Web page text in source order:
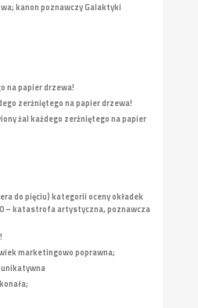
kanon poznawczy Galaktyki
na papier drzewa!
zerżniętego na papier drzewa!
żal każdego zerżniętego na papier
do pięciu) kategorii oceny okładek
0 – katastrofa artystyczna, poznawcza
marketingowo poprawna;